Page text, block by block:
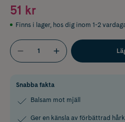
51 kr
Finns i lager, hos dig inom 1-2
Snabba fakta
Balsam mot mjäll
Ger en känsla av förbättrad